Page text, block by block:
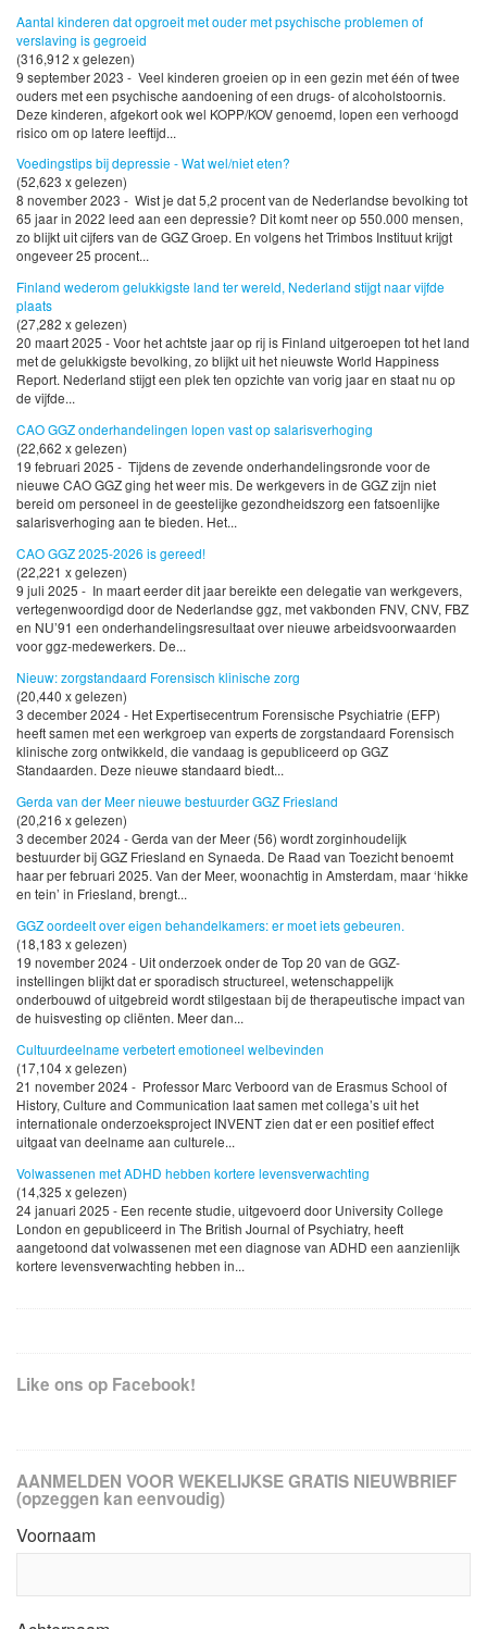
Aantal kinderen dat opgroeit met ouder met psychische problemen of
verslaving is gegroeid
(316,912 x gelezen)
9 september 2023 - Veel kinderen groeien op in een gezin met één of twee
ouders met een psychische aandoening of een drugs- of alcoholstoornis.
Deze kinderen, afgekort ook wel KOPP/KOV genoemd, lopen een verhoogd
risico om op latere leeftijd...
Voedingstips bij depressie - Wat wel/niet eten?
(52,623 x gelezen)
8 november 2023 - Wist je dat 5,2 procent van de Nederlandse bevolking tot
65 jaar in 2022 leed aan een depressie? Dit komt neer op 550.000 mensen,
zo blijkt uit cijfers van de GGZ Groep. En volgens het Trimbos Instituut krijgt
ongeveer 25 procent...
Finland wederom gelukkigste land ter wereld, Nederland stijgt naar vijfde
plaats
(27,282 x gelezen)
20 maart 2025 - Voor het achtste jaar op rij is Finland uitgeroepen tot het land
met de gelukkigste bevolking, zo blijkt uit het nieuwste World Happiness
Report. Nederland stijgt een plek ten opzichte van vorig jaar en staat nu op
de vijfde...
CAO GGZ onderhandelingen lopen vast op salarisverhoging
(22,662 x gelezen)
19 februari 2025 - Tijdens de zevende onderhandelingsronde voor de
nieuwe CAO GGZ ging het weer mis. De werkgevers in de GGZ zijn niet
bereid om personeel in de geestelijke gezondheidszorg een fatsoenlijke
salarisverhoging aan te bieden. Het...
CAO GGZ 2025-2026 is gereed!
(22,221 x gelezen)
9 juli 2025 - In maart eerder dit jaar bereikte een delegatie van werkgevers,
vertegenwoordigd door de Nederlandse ggz, met vakbonden FNV, CNV, FBZ
en NU’91 een onderhandelingsresultaat over nieuwe arbeidsvoorwaarden
voor ggz-medewerkers. De...
Nieuw: zorgstandaard Forensisch klinische zorg
(20,440 x gelezen)
3 december 2024 - Het Expertisecentrum Forensische Psychiatrie (EFP)
heeft samen met een werkgroep van experts de zorgstandaard Forensisch
klinische zorg ontwikkeld, die vandaag is gepubliceerd op GGZ
Standaarden. Deze nieuwe standaard biedt...
Gerda van der Meer nieuwe bestuurder GGZ Friesland
(20,216 x gelezen)
3 december 2024 - Gerda van der Meer (56) wordt zorginhoudelijk
bestuurder bij GGZ Friesland en Synaeda. De Raad van Toezicht benoemt
haar per februari 2025. Van der Meer, woonachtig in Amsterdam, maar ‘hikke
en tein’ in Friesland, brengt...
GGZ oordeelt over eigen behandelkamers: er moet iets gebeuren.
(18,183 x gelezen)
19 november 2024 - Uit onderzoek onder de Top 20 van de GGZ-
instellingen blijkt dat er sporadisch structureel, wetenschappelijk
onderbouwd of uitgebreid wordt stilgestaan bij de therapeutische impact van
de huisvesting op cliënten. Meer dan...
Cultuurdeelname verbetert emotioneel welbevinden
(17,104 x gelezen)
21 november 2024 - Professor Marc Verboord van de Erasmus School of
History, Culture and Communication laat samen met collega’s uit het
internationale onderzoeksproject INVENT zien dat er een positief effect
uitgaat van deelname aan culturele...
Volwassenen met ADHD hebben kortere levensverwachting
(14,325 x gelezen)
24 januari 2025 - Een recente studie, uitgevoerd door University College
London en gepubliceerd in The British Journal of Psychiatry, heeft
aangetoond dat volwassenen met een diagnose van ADHD een aanzienlijk
kortere levensverwachting hebben in...
Like ons op Facebook!
AANMELDEN VOOR WEKELIJKSE GRATIS NIEUWBRIEF
(opzeggen kan eenvoudig)
Voornaam